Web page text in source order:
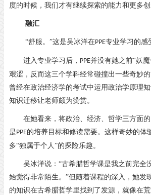
度的时候，我们才有继续探索的能力和更多
融汇
“舒服。”这是吴冰洋在PPE专业学习的感
进入专业学习后， PPE并没有她之前“妖
艰涩，反而这三个学科经常碰撞出一些奇妙
曾经在政治经济学的考试中运用政治学原理
知识迁移让老师颇为赞赏。
在她看来，将政治、经济、哲学三方面
是PPE的培养目标和修读需要。这样奇妙的体
多“独属于个人”的探险乐趣。
吴冰洋说： “古希腊哲学课是我之前完全
始觉得非常陌生。”但随着课程的深入，她发
的知识在古希腊哲学里找到了发源，就像在